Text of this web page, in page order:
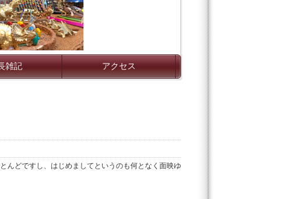
雑記 アクセス
んどですし、はじめましてというのも何となく面映ゆ